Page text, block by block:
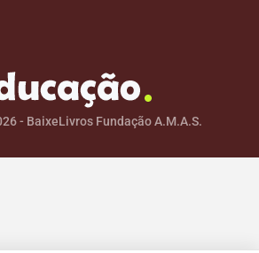
- BaixeLivros Fundação A.M.A.S.